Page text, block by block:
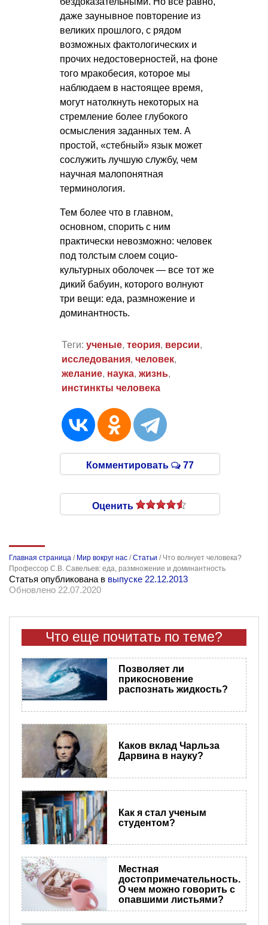
даже заунывное повторение из
великих прошлого, с рядом
возможных фактологических и
прочих недостоверностей, на фоне
того мракобесия, которое мы
наблюдаем в настоящее время,
могут натолкнуть некоторых на
стремление более глубокого
осмысления заданных тем. А
простой, «стебный» язык может
сослужить лучшую службу, чем
научная малопонятная
терминология.
Тем более что в главном,
основном, спорить с ним
практически невозможно: человек
под толстым слоем социо-
культурных оболочек — все тот же
дикий бабуин, которого волнуют
три вещи: еда, размножение и
доминантность.
Теги: ученые, теория, версии,
исследования, человек,
желание, наука, жизнь,
инстинкты человека
Комментировать 77
Оценить
Главная страница / Мир вокруг нас /Статьи / Что волнует человека?
Профессор С.В. Савельев: еда, размножение и доминантность
Статья опубликована в выпуске 22.12.2013
Обновлено 22.07.2020
Что еще почитать по теме?
Позволяет ли
прикосновение
распознать жидкость?
Каков вклад Чарльза
Дарвина в науку?
Как я стал ученым
студентом?
Местная
достопримечательность.
О чем можно говорить с
опавшими листьями?